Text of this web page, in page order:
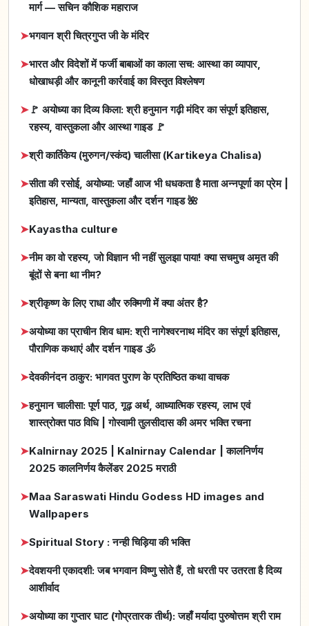
मार्ग — सचिन कौशिक महाराज
➤भगवान श्री चित्रगुप्त जी के मंदिर
➤भारत और विदेशों में फर्जी बाबाओं का काला सच: आस्था का व्यापार,
धोखाधड़ी और कानूनी कार्रवाई का विस्तृत विश्लेषण
➤🚩 अयोध्या का दिव्य किला: श्री हनुमान गढ़ी मंदिर का संपूर्ण इतिहास,
रहस्य, वास्तुकला और आस्था गाइड 🚩
➤श्री कार्तिकेय (मुरुगन/स्कंद) चालीसा (Kartikeya Chalisa)
➤सीता की रसोई, अयोध्या: जहाँ आज भी धधकता है माता अन्नपूर्णा का प्रेम |
इतिहास, मान्यता, वास्तुकला और दर्शन गाइड 🌺
➤Kayastha culture
➤नीम का वो रहस्य, जो विज्ञान भी नहीं सुलझा पाया! क्या सचमुच अमृत की
बूंदों से बना था नीम?
➤श्रीकृष्ण के लिए राधा और रुक्मिणी में क्या अंतर है?
➤अयोध्या का प्राचीन शिव धाम: श्री नागेश्वरनाथ मंदिर का संपूर्ण इतिहास,
पौराणिक कथाएं और दर्शन गाइड 🕉️
➤देवकीनंदन ठाकुर: भागवत पुराण के प्रतिष्ठित कथा वाचक
➤हनुमान चालीसा: पूर्ण पाठ, गूढ़ अर्थ, आध्यात्मिक रहस्य, लाभ एवं
शास्त्रोक्त पाठ विधि | गोस्वामी तुलसीदास की अमर भक्ति रचना
➤Kalnirnay 2025 | Kalnirnay Calendar | कालनिर्णय
2025 कालनिर्णय कैलेंडर 2025 मराठी
➤Maa Saraswati Hindu Godess HD images and
Wallpapers
➤Spiritual Story : नन्ही चिड़िया की भक्ति
➤देवशयनी एकादशी: जब भगवान विष्णु सोते हैं, तो धरती पर उतरता है दिव्य
आशीर्वाद
➤अयोध्या का गुप्तार घाट (गोप्रतारक तीर्थ): जहाँ मर्यादा पुरुषोत्तम श्री राम